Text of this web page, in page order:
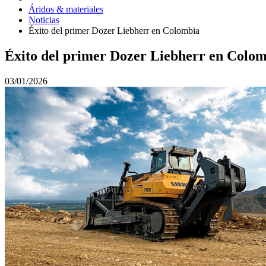
Áridos & materiales
Noticias
Éxito del primer Dozer Liebherr en Colombia
Éxito del primer Dozer Liebherr en
03/01/2026